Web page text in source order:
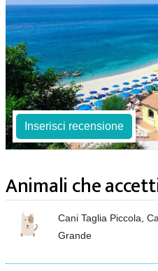
Inserisci recensione
Animali che
Cani Taglia Piccola,
Grande